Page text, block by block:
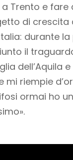
Trento e
di crescita
durante
il
dell’Aquila
riempie
ormai ho